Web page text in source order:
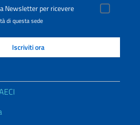
Newsletter per ricevere
di questa sede